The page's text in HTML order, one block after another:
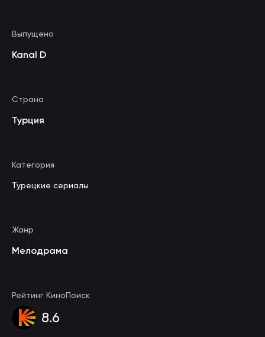
Выпущено
Kanal D
Страна
Турция
Категория
Турецкие сериалы
Жанр
Мелодрама
Рейтинг КиноПоиск
8.6